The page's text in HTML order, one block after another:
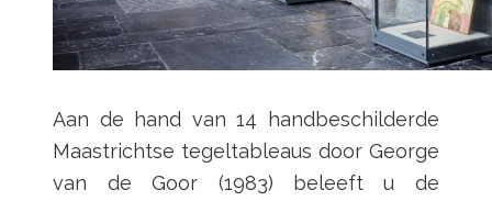
Aan de hand van 14 handbeschilderde
Maastrichtse tegeltableaus door George
van de Goor (1983) beleeft u de